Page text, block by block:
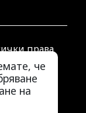
че
на
права